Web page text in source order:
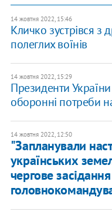
14 жовтня 2022, 15:46
Кличко зустрівся
полеглих воїнів
14 жовтня 2022, 15:29
Президенти
оборонні потреби
14 жовтня 2022, 12:50
"Запланували
українських
чергове